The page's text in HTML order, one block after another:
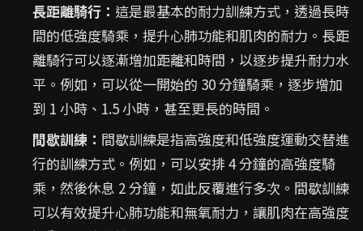
長距離騎行： 這是最基本的耐力訓練方式，透過長時
間的低強度騎乘，提升心肺功能和肌肉的耐力。長距
離騎行可以逐漸增加距離和時間，以逐步提升耐力水
平。例如，可以從一開始的 30 分鐘騎乘，逐步增加
到 1 小時、1.5 小時，甚至更長的時間。
間歇訓練： 間歇訓練是指高強度和低強度運動交替進
行的訓練方式。例如，可以安排 4 分鐘的高強度騎
乘，然後休息 2 分鐘，如此反覆進行多次。間歇訓練
可以有效提升心肺功能和無氧耐力，讓肌肉在高強度